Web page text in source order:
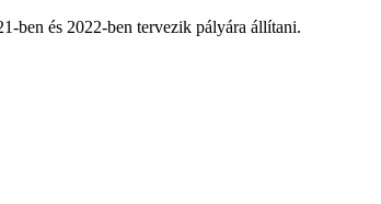
ben és 2022-ben tervezik pályára állítani.